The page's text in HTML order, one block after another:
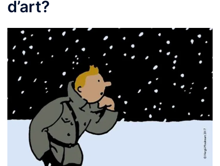
d’art?